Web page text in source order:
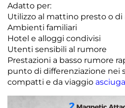
Adatto per:
Utilizzo al mattino presto o
Ambienti familiari
Hotel e alloggi condivisi
Utenti sensibili al rumore
Prestazioni a basso rumore
punto di differenziazione nei
compatti e da viaggio